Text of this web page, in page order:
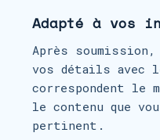
Adapté à vos
Après soumission,
vos détails avec
correspondent le
le contenu que
pertinent.